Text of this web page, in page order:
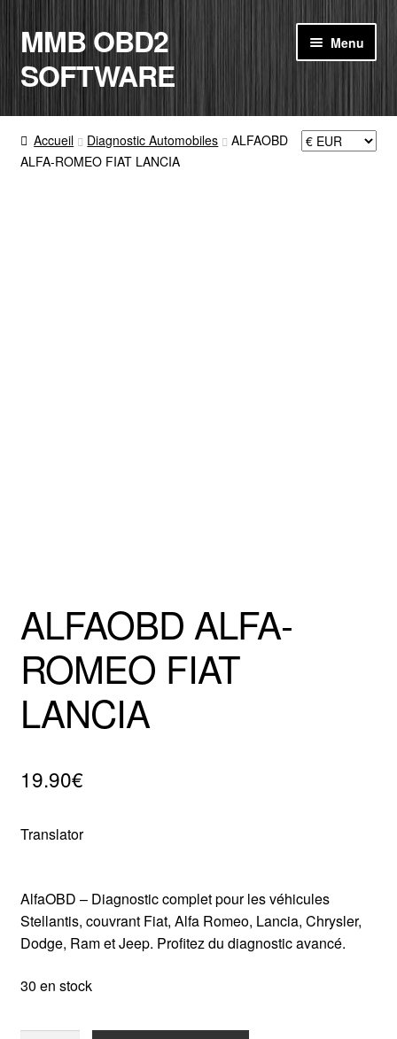
Aller
à
la
Aller
au
contenu
MMB OBD2
SOFTWARE
Menu
ACCUEIL
BOUTIQUE
Accueil Diagnostic Automobiles
ALFAOBD
ALFA-ROMEO FIAT LANCIA
ALFAOBD ALFA-
ROMEO FIAT
LANCIA
19.90€
Translator
AlfaOBD – Diagnostic complet pour les véhicules
Stellantis, couvrant Fiat, Alfa Romeo, Lancia, Chrysler,
Dodge, Ram et Jeep. Profitez du diagnostic avancé.
30 en stock